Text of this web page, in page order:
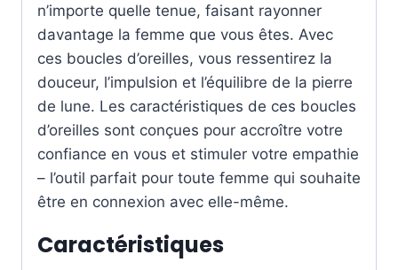
n’importe quelle tenue, faisant rayonner
davantage la femme que vous êtes. Avec
ces boucles d’oreilles, vous ressentirez la
douceur, l’impulsion et l’équilibre de la pierre
de lune. Les caractéristiques de ces boucles
d’oreilles sont conçues pour accroître votre
confiance en vous et stimuler votre empathie
– l’outil parfait pour toute femme qui souhaite
être en connexion avec elle-même.
Caractéristiques